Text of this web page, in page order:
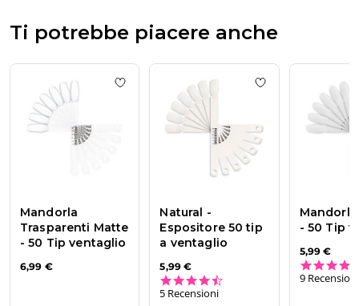
Mon
14
2024
Ti potrebbe piacere anche
Add to wishlist Mandorla Trasparenti
Mandorla
Trasparenti Matte
- 50 Tip ventaglio
6,99 €
Add to wishlist
Natural -
Espositore 50 tip
a ventaglio
5,99 €
5 Recensioni
- 50 Tip
5,99 €
9 Recensioni